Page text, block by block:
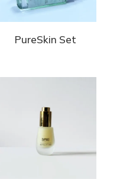
PureSkin Set